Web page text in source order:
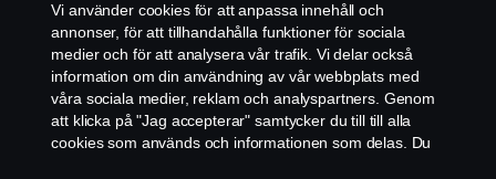
ÅTERFÖRSÄLJARE
COOKIE POLICY
COOKIE-INSTÄLLNINGAR
Vi använder cookies för att anpassa innehåll och
annonser, för att tillhandahålla funktioner för sociala
medier och för att analysera vår trafik. Vi delar också
information om din användning av vår webbplats med
våra sociala medier, reklam och analyspartners. Genom
att klicka på "Jag accepterar" samtycker du till till alla
cookies som används och informationen som delas. Du